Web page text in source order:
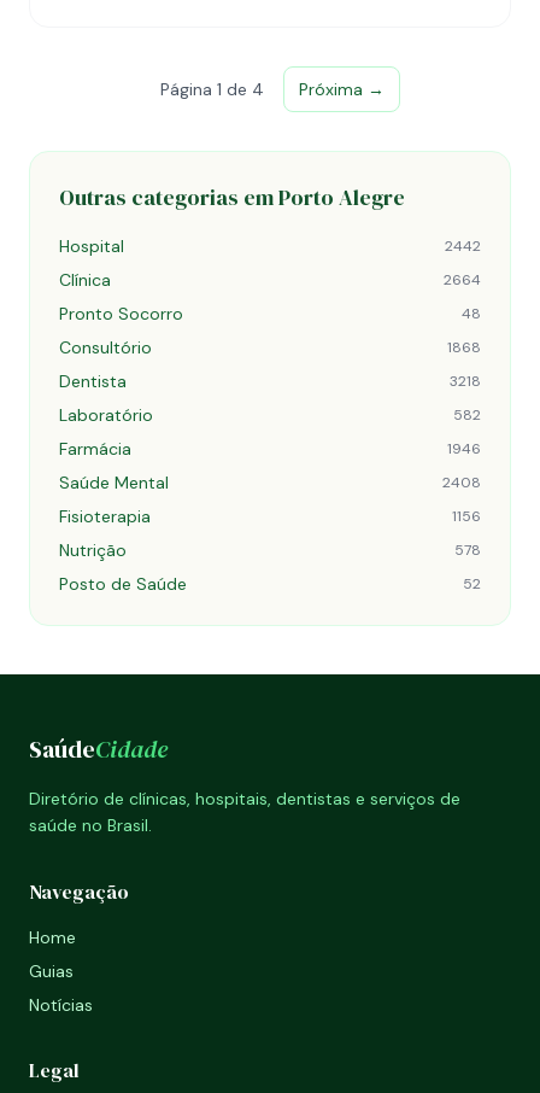
Página 1 de 4 Próxima →
Outras categorias em Porto Alegre
Hospital 2442
Clínica 2664
Pronto Socorro 48
Consultório 1868
Dentista 3218
Laboratório 582
Farmácia 1946
Saúde Mental 2408
Fisioterapia 1156
Nutrição 578
Posto de Saúde 52
SaúdeCidade
Diretório de clínicas, hospitais, dentistas e serviços de
saúde no Brasil.
Navegação
Home
Guias
Notícias
Legal